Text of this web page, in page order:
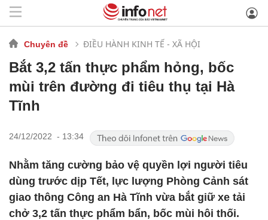
Chuyên đề ĐIỀU HÀNH KINH TẾ - XÃ HỘI
Bắt 3,2 tấn thực phẩm hỏng, bốc
mùi trên đường đi tiêu thụ tại Hà
Tĩnh
24/12/2022 - 13:34
Nhằm tăng cường bảo vệ quyền lợi người tiêu
dùng trước dịp Tết, lực lượng Phòng Cảnh sát
giao thông Công an Hà Tĩnh vừa bắt giữ xe tải
chở 3,2 tấn thực phẩm bẩn, bốc mùi hôi thối.